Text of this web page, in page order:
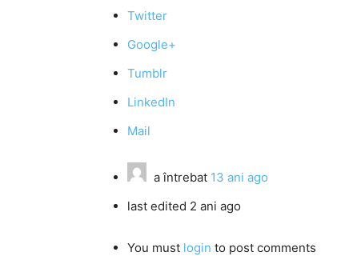
Twitter
Google+
Tumblr
LinkedIn
Mail
a întrebat 13 ani ago
last edited 2 ani ago
You must login to post comments